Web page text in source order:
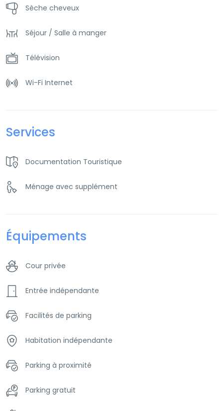
Sèche cheveux
Séjour / Salle à manger
Télévision
Wi-Fi Internet
Services
Documentation Touristique
Ménage avec supplément
Équipements
Cour privée
Entrée indépendante
Facilités de parking
Habitation indépendante
Parking à proximité
Parking gratuit